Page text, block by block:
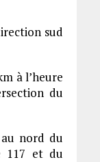
sud
à l’heure
du
nord du
117 et du